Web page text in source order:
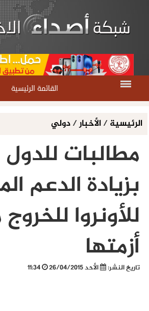
القائمة الرئيسية
الرئيسية/الأخبار/دولي
مطالبات للدول
بزيادة الدعم
للأونروا
أزمتها
تاريخ النشر: الأحد 26/04/2015